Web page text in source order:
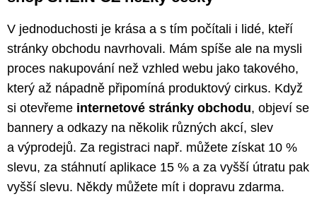
V jednoduchosti je krása a s tím počítali i lidé, kteří
stránky obchodu navrhovali. Mám spíše ale na mysli
proces nakupování než vzhled webu jako takového,
který až nápadně připomíná produktový cirkus. Když
si otevřeme internetové stránky obchodu, objeví se
bannery a odkazy na několik různých akcí, slev
a výprodejů. Za registraci např. můžete získat 10 %
slevu, za stáhnutí aplikace 15 % a za vyšší útratu pak
vyšší slevu. Někdy můžete mít i dopravu zdarma.